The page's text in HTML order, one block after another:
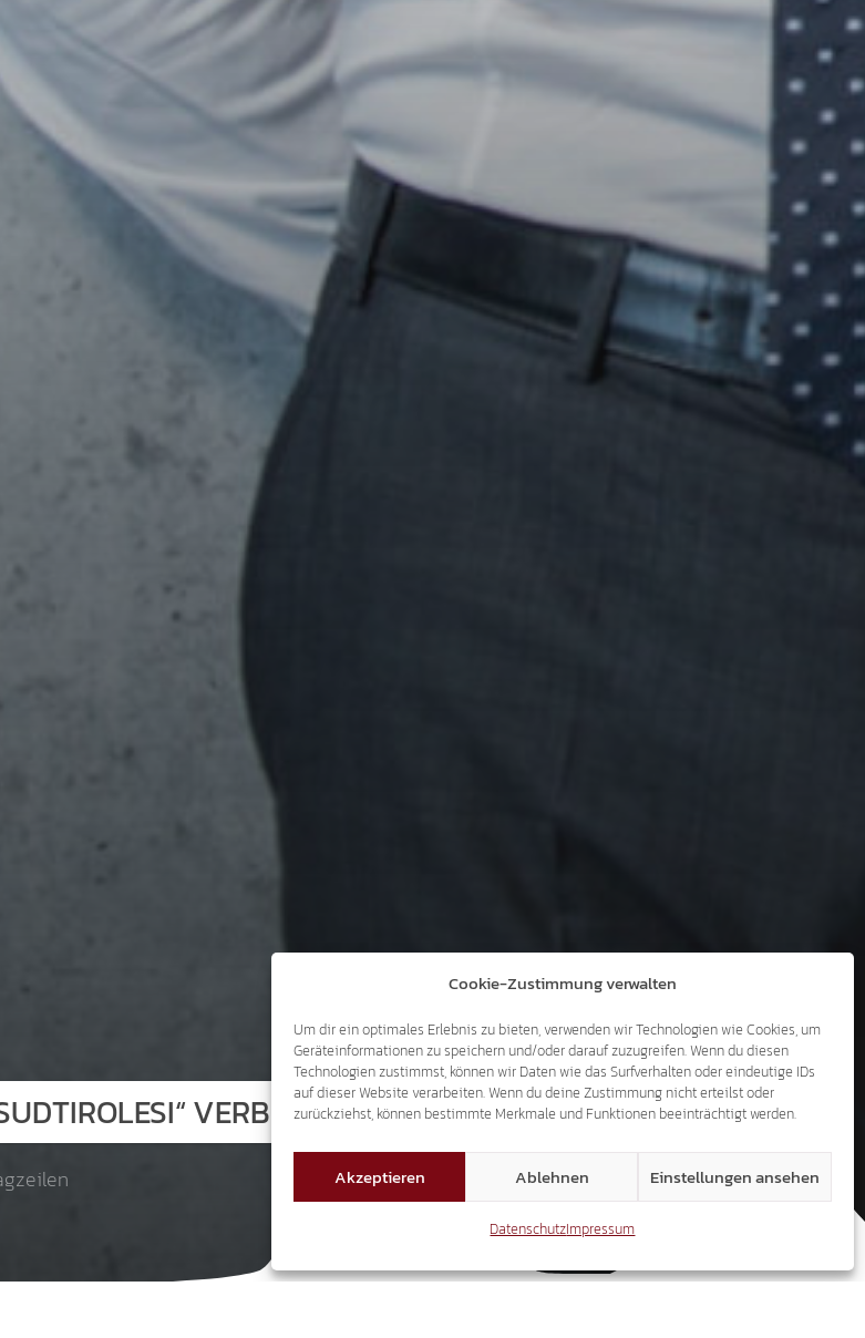
Cookie-Zustimmung verwalten
Um dir ein optimales Erlebnis zu bieten, verwenden wir Technologien wie Cookies, um
Geräteinformationen zu speichern und/oder darauf zuzugreifen. Wenn du diesen
Technologien zustimmst, können wir Daten wie das Surfverhalten oder eindeutige IDs
auf dieser Website verarbeiten. Wenn du deine Zustimmung nicht erteilst oder
zurückziehst, können bestimmte Merkmale und Funktionen beeinträchtigt werden.
Akzeptieren Ablehnen Einstellungen ansehen
DatenschutzImpressum
VERBIETEN LASSEN!